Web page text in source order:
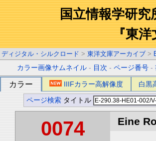
国立情報学研
『東洋
ディジタル・シルクロード > 東洋文庫アーカイブ >
カラー画像サムネイル - 目次 -ページ番号 -
カラー IIIFカラー高解像度 白黒
ページ検索 タイトル
0074 Eine